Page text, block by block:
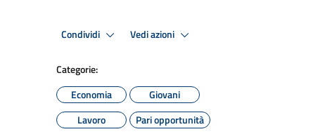
Condividi Vedi azioni
Categorie:
Economia
Giovani
Lavoro
Pari opportunità